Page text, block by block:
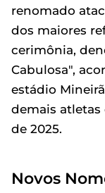
renomado
dos maiores
cerimônia,
Cabulosa",
estádio
demais atletas
de 2025.
Novos